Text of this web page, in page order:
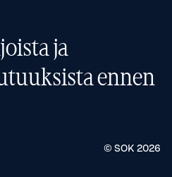
ja
ennen
© SOK 2026